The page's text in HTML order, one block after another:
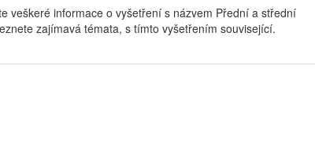
veškeré informace o vyšetření s názvem Přední a střední
zajímavá témata, s tímto vyšetřením související.